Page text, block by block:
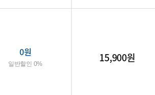
0원
일반할인 0% 15,900원